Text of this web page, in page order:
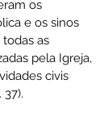
os
e os sinos
as
pela Igreja,
civis
37).